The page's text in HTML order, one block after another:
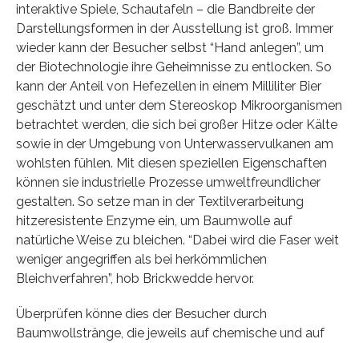
interaktive Spiele, Schautafeln – die Bandbreite der
Darstellungsformen in der Ausstellung ist groß. Immer
wieder kann der Besucher selbst “Hand anlegen”, um
der Biotechnologie ihre Geheimnisse zu entlocken. So
kann der Anteil von Hefezellen in einem Milliliter Bier
geschätzt und unter dem Stereoskop Mikroorganismen
betrachtet werden, die sich bei großer Hitze oder Kälte
sowie in der Umgebung von Unterwasservulkanen am
wohlsten fühlen. Mit diesen speziellen Eigenschaften
können sie industrielle Prozesse umweltfreundlicher
gestalten. So setze man in der Textilverarbeitung
hitzeresistente Enzyme ein, um Baumwolle auf
natürliche Weise zu bleichen. “Dabei wird die Faser weit
weniger angegriffen als bei herkömmlichen
Bleichverfahren”, hob Brickwedde hervor.
Überprüfen könne dies der Besucher durch
Baumwollstränge, die jeweils auf chemische und auf